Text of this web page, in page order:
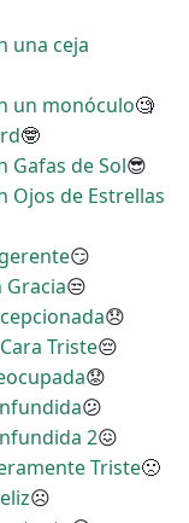
una ceja
un monóculo🧐
🤓
Gafas de Sol😎
Ojos de Estrellas
😏
Gracia😒
😞
Triste😔
😟
😕
2😖
Triste🙁
☹